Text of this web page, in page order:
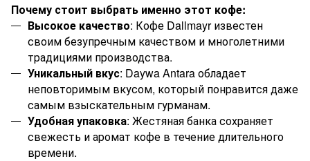
Почему стоит выбрать именно этот кофе:
Высокое качество: Кофе Dallmayr известен
своим безупречным качеством и многолетними
традициями производства.
Уникальный вкус: Daywa Antara обладает
неповторимым вкусом, который понравится даже
самым взыскательным гурманам.
Удобная упаковка: Жестяная банка сохраняет
свежесть и аромат кофе в течение длительного
времени.